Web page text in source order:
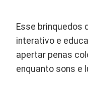
Esse brinquedos
interativo e
apertar penas
enquanto sons e